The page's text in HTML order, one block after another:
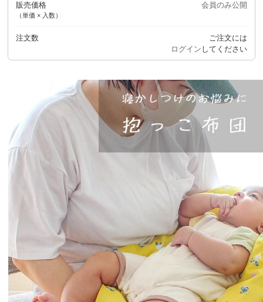
販売価格
（単価 × 入数）
会員のみ公開
注文数
ご注文には
ログイン してください